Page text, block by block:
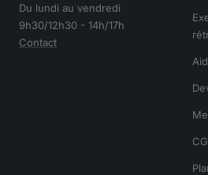
Du lundi au vendredi
9h30/12h30 - 14h/17h
Contact